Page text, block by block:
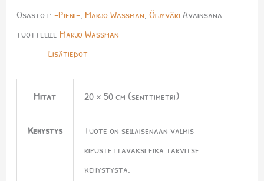
Osastot: -Pieni-, Marjo Wassman, Öljyväri Avainsana
tuotteelle Marjo Wassman
Lisätiedot
Mitat 20 × 50 cm (senttimetri)
Kehystys
Tuote on sellaisenaan valmis
ripustettavaksi eikä tarvitse
kehystystä.